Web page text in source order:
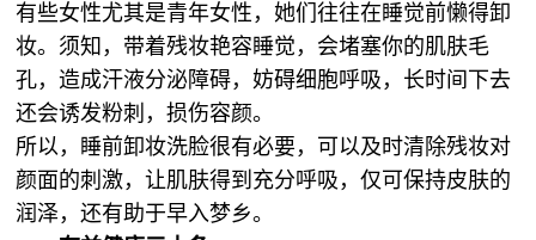
有些女性尤其是青年女性，她们往往在睡觉前懒得卸
妆。须知，带着残妆艳容睡觉，会堵塞你的肌肤毛
孔，造成汗液分泌障碍，妨碍细胞呼吸，长时间下去
还会诱发粉刺，损伤容颜。
所以，睡前卸妆洗脸很有必要，可以及时清除残妆对
颜面的刺激，让肌肤得到充分呼吸，仅可保持皮肤的
润泽，还有助于早入梦乡。